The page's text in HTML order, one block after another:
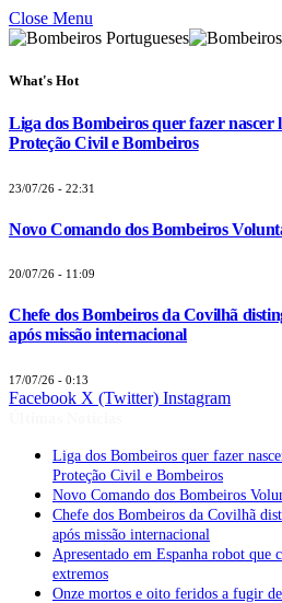
Close Menu
What's Hot
Liga dos Bombeiros quer fazer nascer
Proteção Civil e Bombeiros
23/07/26 - 22:31
Novo Comando dos Bombeiros
20/07/26 - 11:09
Chefe dos Bombeiros da Covilhã
após missão internacional
17/07/26 - 0:13
Facebook X (Twitter) Instagram
Liga dos Bombeiros quer fazer
Proteção Civil e Bombeiros
Novo Comando dos Bombeiros
Chefe dos Bombeiros da Covilhã
após missão internacional
Apresentado em Espanha robot que
extremos
Onze mortos e oito feridos a fugir